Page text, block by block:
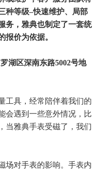
种等级–快速维护、局部
务，雅典也制定了一套统
报价为依据。
区深南东路5002号地
具，经常陪伴着我们的
会遇到一些意外情况，比
当雅典手表受磁了，我们
对手表的影响。手表内